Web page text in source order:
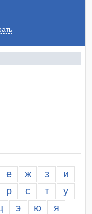
е ж з
и
р с т
у
э ю я